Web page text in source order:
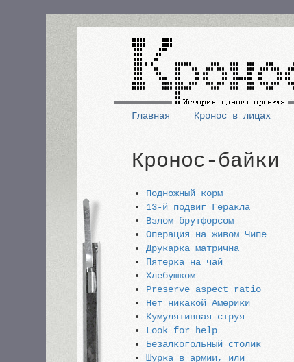
Основная
навигация
Главная Кронос в лицах
Кронос-байки
Подножный корм
13-й подвиг Геракла
Взлом брутфорсом
Операция на живом Чипе
Друкарка матрична
Пятерка на чай
Хлебушком
Preserve aspect ratio
Нет никакой Америки
Кумулятивная струя
Look for help
Безалкогольный столик
Шурка в армии, или